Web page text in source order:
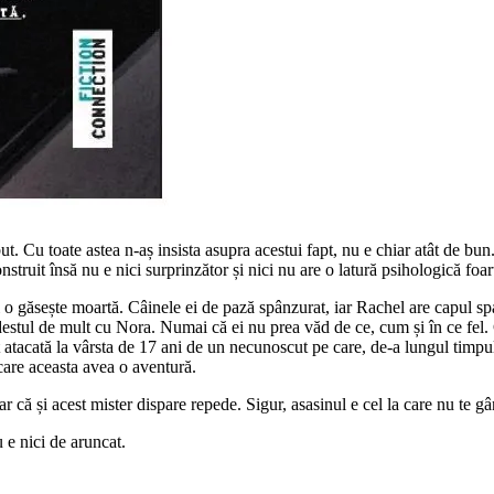
Cu toate astea n-aș insista asupra acestui fapt, nu e chiar atât de
însă nu e nici surprinzător și nici nu are o latură psihologică
găsește moartă. Câinele ei de pază spânzurat, iar Rachel are
de mult cu Nora. Numai că ei nu prea văd de ce, cum și în ce
la vârsta de 17 ani de un necunoscut pe care, de-a lungul
aceasta avea o aventură.
că și acest mister dispare repede. Sigur, asasinul e cel la care nu te
e nici de aruncat.